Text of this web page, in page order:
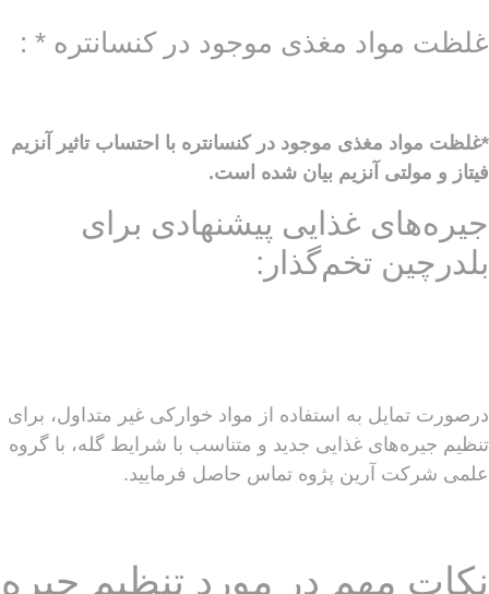
غلظت مواد مغذی موجود در کنسانتره * :
*غلظت مواد مغذی موجود در کنسانتره با احتساب تاثیر آنزیم
فیتاز و مولتی آنزیم بیان شده است.
جیره‌های غذایی پیشنهادی برای
بلدرچین تخم‌گذار:
درصورت تمایل به استفاده از مواد خوارکی غیر متداول، برای
تنظیم جیره‌های غذایی جدید و متناسب با شرایط گله، با گروه
علمی شرکت آرین پژوه تماس حاصل فرمایید.
نکات مهم در مورد تنظیم جیره